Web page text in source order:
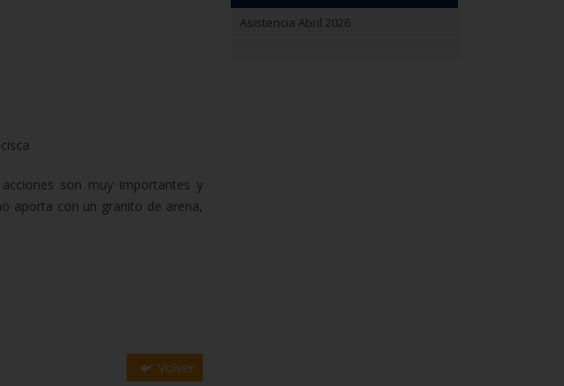
son muy importantes y
aporta con un granito de arena,
Volver
Asistencia Abril 2026